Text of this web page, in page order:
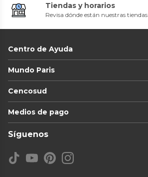
Tiendas y horarios
Revisa dónde están nuestras tiendas
Centro de Ayuda
Mundo Paris
Cencosud
Medios de pago
Síguenos